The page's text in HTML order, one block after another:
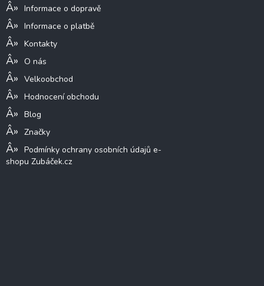
Informace o dopravě
Informace o platbě
Kontakty
O nás
Velkoobchod
Hodnocení obchodu
Blog
Značky
Podmínky ochrany osobních údajů e-
shopu Zubáček.cz